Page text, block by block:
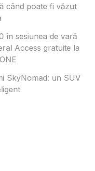
când poate fi văzut
în sesiunea de vară
Access gratuite la
SkyNomad: un SUV